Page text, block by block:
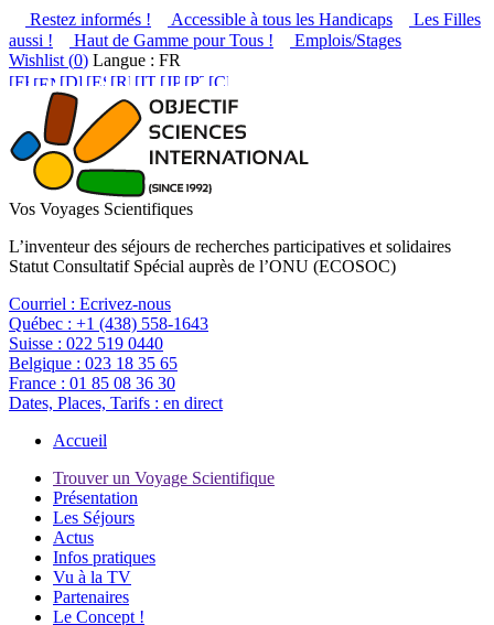
Restez informés ! Accessible à tous les Handicaps
Les Filles
aussi !
Haut de Gamme pour Tous !
Emplois/Stages
Wishlist (0) Langue : FR
Vos Voyages Scientifiques
L’inventeur des séjours de recherches participatives et solidaires
Statut Consultatif Spécial auprès de l’ONU (ECOSOC)
Courriel : Ecrivez-nous
Québec : +1 (438) 558-1643
Suisse : 022 519 0440
Belgique : 023 18 35 65
France : 01 85 08 36 30
Dates, Places, Tarifs : en direct
Accueil
Trouver un Voyage Scientifique
Présentation
Les Séjours
Actus
Infos pratiques
Vu à la TV
Partenaires
Le Concept !